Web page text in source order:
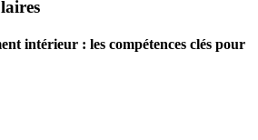
intérieur : les compétences clés pour